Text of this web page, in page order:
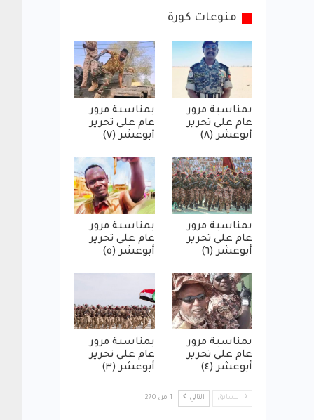
منوعات كورة
بمناسبة مرور
عام على تحرير
أبوعشر (٨)
بمناسبة مرور
عام على تحرير
أبوعشر (٧)
بمناسبة مرور
عام على تحرير
أبوعشر (٦)
بمناسبة مرور
عام على تحرير
أبوعشر (٥)
بمناسبة مرور
عام على تحرير
أبوعشر (٤)
بمناسبة مرور
عام على تحرير
أبوعشر (٣)
السابق التالي 1 من 270